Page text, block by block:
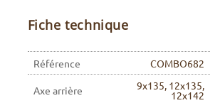
Fiche technique
Référence COMBO682
Axe arrière 9x135, 12x135,
12x142